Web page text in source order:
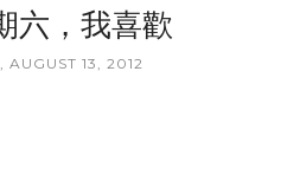
六，我喜歡
AUGUST 13, 2012